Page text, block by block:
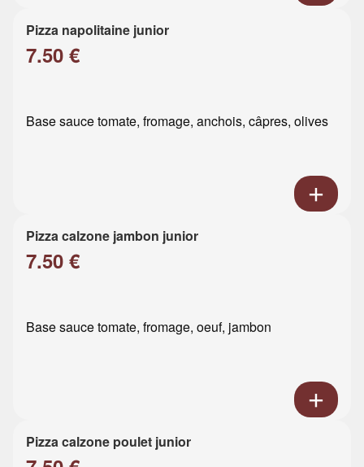
Pizza napolitaine junior
7.50 €
Base sauce tomate, fromage, anchois, câpres, olives
Pizza calzone jambon junior
7.50 €
Base sauce tomate, fromage, oeuf, jambon
Pizza calzone poulet junior